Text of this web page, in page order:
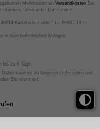
Mehrkosten an VersandkostenBei
können, fallen unter Umständen
Bad Rothenfelde - Tel 0800 / 10 11
in haushaltsüblichen Mengen.
bis zu 6 Tage.
kann es zu längeren Lieferzeiten und
Sie informiert.